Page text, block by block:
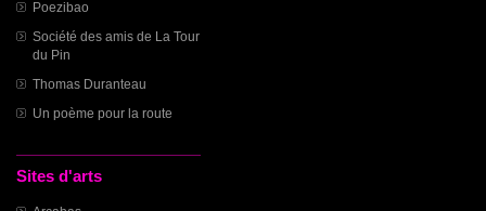
Poezibao
Société des amis de La Tour
du Pin
Thomas Duranteau
Un poème pour la route
Sites d'arts